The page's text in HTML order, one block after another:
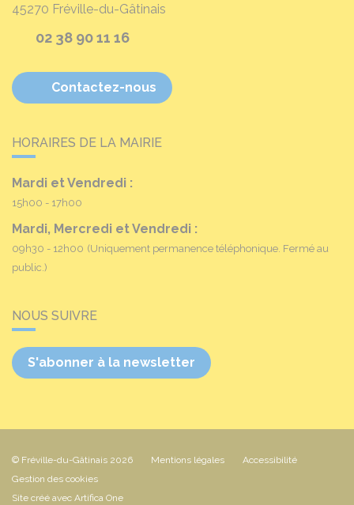
45270 Fréville-du-Gâtinais
02 38 90 11 16
Contactez-nous
HORAIRES DE LA MAIRIE
Mardi et Vendredi :
15h00 - 17h00
Mardi, Mercredi et Vendredi :
09h30 - 12h00 (Uniquement permanence téléphonique. Fermé au
public.)
NOUS SUIVRE
S'abonner à la newsletter
© Fréville-du-Gâtinais 2026 Mentions légales
Accessibilité
Gestion des cookies
Site créé avec Artifica One